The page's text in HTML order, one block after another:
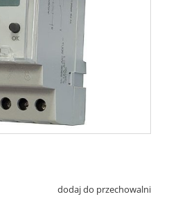
dodaj do przechowalni